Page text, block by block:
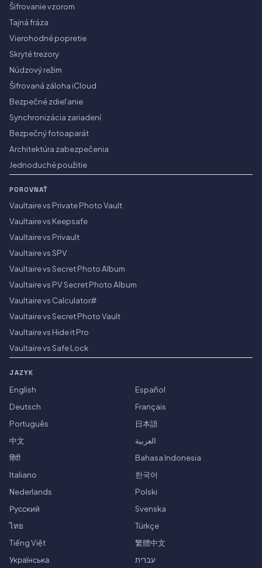
Šifrovanie vzorom
Tajná fráza
Vierohodné popretie
Skryté trezory
Núdzový režim
Šifrovaná záloha iCloud
Bezpečné zdieľanie
Synchronizácia zariadení
Bezpečný fotoaparát
Architektúra zabezpečenia
Jednoduché použitie
POROVNAŤ
Vaultaire vs Private Photo Vault
Vaultaire vs Keepsafe
Vaultaire vs Privault
Vaultaire vs SPV
Vaultaire vs Secret Photo Album
Vaultaire vs PV Secret Photo Album
Vaultaire vs Calculator#
Vaultaire vs Secret Photo Vault
Vaultaire vs Hide it Pro
Vaultaire vs Safe Lock
JAZYK
English
Español
Deutsch
Français
Português
日本語
中文
العربية
हिंदी
Bahasa Indonesia
Italiano
한국어
Nederlands
Polski
Русский
Svenska
ไทย
Türkçe
Tiếng Việt
繁體中文
Українська
עברית